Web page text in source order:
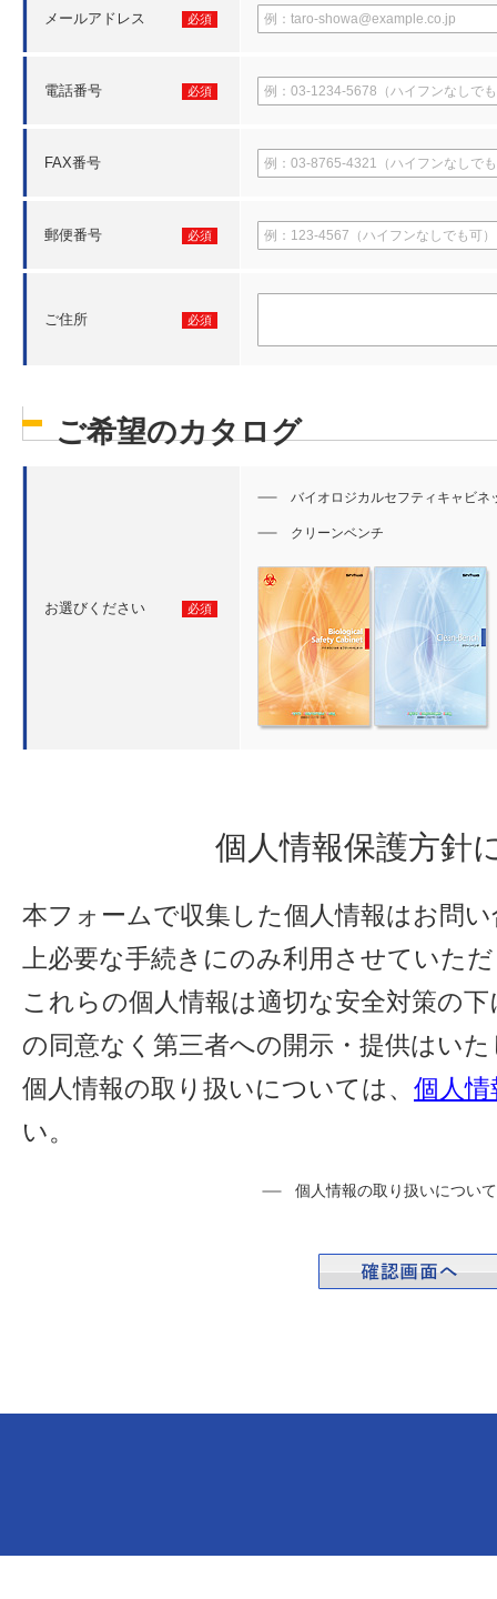
メールアドレス 必須
電話番号 必須
FAX番号
郵便番号 必須
ご住所 必須
ご希望のカタログ
お選びください 必須
バイオロジカルセフティキャビネ
クリーンベンチ
個⼈情報保護⽅針
本フォームで収集した個人情報はお問
上必要な手続きにのみ利用させていた
これらの個人情報は適切な安全対策の
の同意なく第三者への開示・提供はい
個人情報の取り扱いについては、 個人情
い。
個人情報の取り扱いについ